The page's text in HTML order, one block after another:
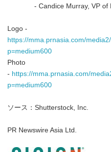
- Candice Murray, VP of
Logo -
https://mma.prnasia.com/
p=medium600
Photo
- https://mma.prnasia.com/
p=medium600
ソース：Shutterstock, Inc.
PR Newswire Asia Ltd.